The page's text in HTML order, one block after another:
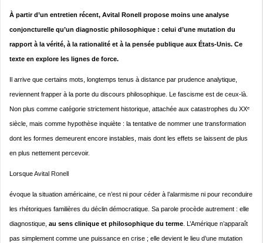
À partir d’un entretien récent, Avital Ronell propose moins une analyse
conjoncturelle qu’un diagnostic philosophique : celui d’une mutation du
rapport à la vérité, à la rationalité et à la pensée publique aux États-Unis. Ce
texte en explore les lignes de force.
Il arrive que certains mots, longtemps tenus à distance par prudence analytique,
reviennent frapper à la porte du discours philosophique. Le fascisme est de ceux-là.
Non plus comme catégorie strictement historique, attachée aux catastrophes du XXᵉ
siècle, mais comme hypothèse inquiète : la tentative de nommer une transformation
dont les formes demeurent encore instables, mais dont les effets se laissent de plus
en plus nettement percevoir.
LorsqueAvital Ronell
évoque la situation américaine, ce n’est ni pour céder à l’alarmisme ni pour reconduire
les rhétoriques familières du déclin démocratique. Sa parole procède autrement : elle
diagnostique, au sens clinique et philosophique du terme . L’Amérique n’apparaît
pas simplement comme une puissance en crise ; elle devient le lieu d’une mutation